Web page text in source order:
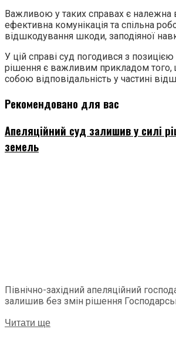
Важливою у таких справах є належна
ефективна комунікація та спільна
відшкодування шкоди, заподіяної
У цій справі суд погодився з
рішення є важливим прикладом того,
собою відповідальність у частині
Рекомендовано для вас
Апеляційний суд залишив у силі
земель
Північно-західний апеляційний
залишив без змін рішення
Читати ще